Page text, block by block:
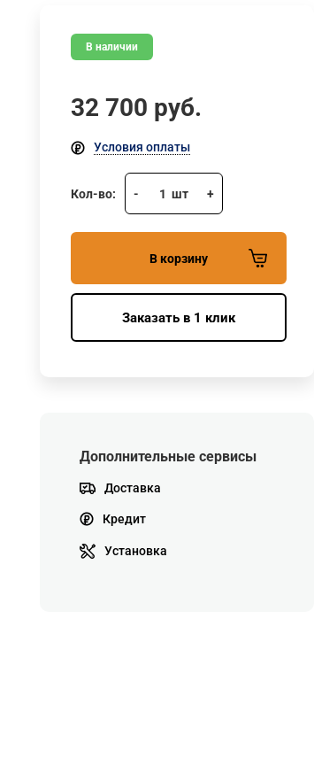
В наличии
32 700 руб.
Условия оплаты
Кол-во: - 1 шт +
В корзину
Заказать в 1 клик
Дополнительные сервисы
Доставка
Кредит
Установка